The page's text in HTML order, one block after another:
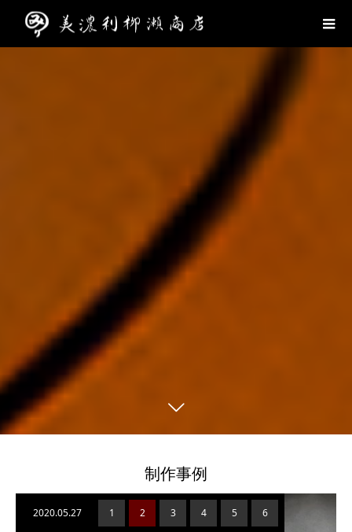
制作事例
2020.05.27 1 2 3 4 5 6